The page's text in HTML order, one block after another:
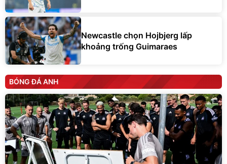
Newcastle chọn Hojbjerg lấp
khoảng trống Guimaraes
BÓNG ĐÁ ANH